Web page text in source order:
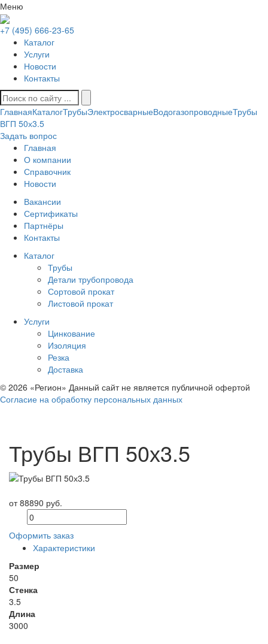
Меню
+7 (495) 666-23-65
Каталог
Услуги
Новости
Контакты
ГлавнаяКаталогТрубыЭлектросварныеВодогазопроводныеТрубы
ВГП 50х3.5
Задать вопрос
Главная
О компании
Справочник
Новости
Вакансии
Сертификаты
Партнёры
Контакты
Каталог
Трубы
Детали трубопровода
Сортовой прокат
Листовой прокат
Услуги
Цинкование
Изоляция
Резка
Доставка
© 2026 «Регион» Данный сайт не является публичной офертой
Согласие на обработку персональных данных
Трубы ВГП 50х3.5
от 88890 руб.
Оформить заказ
Характеристики
Размер
50
Стенка
3.5
Длина
3000